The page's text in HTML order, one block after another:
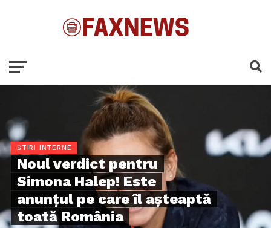
ȘTIRI INTERNE
Noul verdict pentru
Simona Halep! Este
anunțul pe care îl așteaptă
toată România